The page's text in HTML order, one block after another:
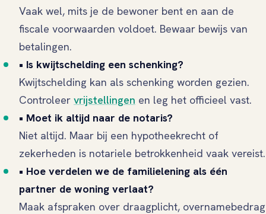
Vaak wel, mits je de bewoner bent en aan de
fiscale voorwaarden voldoet. Bewaar bewijs van
betalingen.
• Is kwijtschelding een schenking?
Kwijtschelding kan als schenking worden gezien.
Controleer vrijstellingen en leg het officieel vast.
• Moet ik altijd naar de notaris?
Niet altijd. Maar bij een hypotheekrecht of
zekerheden is notariele betrokkenheid vaak vereist.
• Hoe verdelen we de familielening als één
partner de woning verlaat?
Maak afspraken over draagplicht, overnamebedrag